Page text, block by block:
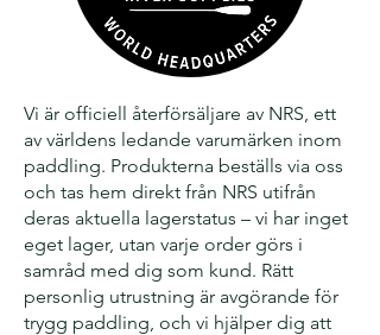
Vi är officiell återförsäljare av NRS, ett
av världens ledande varumärken inom
paddling. Produkterna beställs via oss
och tas hem direkt från NRS utifrån
deras aktuella lagerstatus – vi har inget
eget lager, utan varje order görs i
samråd med dig som kund. Rätt
personlig utrustning är avgörande för
trygg paddling, och vi hjälper dig att